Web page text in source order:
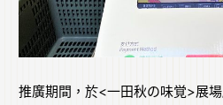
推廣期間，於<一田秋の味覚>展